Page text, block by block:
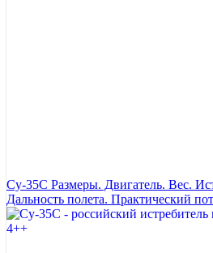
Су-35С Размеры. Двигатель. Вес.
Дальность полета. Практический